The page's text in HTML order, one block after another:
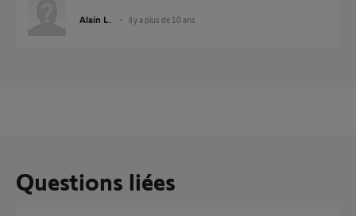
Alain L. il y a plus de 10 ans
Questions liées